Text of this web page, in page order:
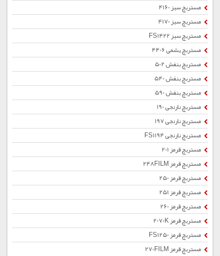
مستربچ سبز 4160
مستربچ سبز 4170
مستربچ سبز FS1422
مستربچ یشمی 4406
مستربچ بنفش 502
مستربچ بنفش 540
مستربچ بنفش 590
مستربچ نارنجی 190
مستربچ نارنجی 197
مستربچ نارنجی FS1194
مستربچ قرمز 201
مستربچ قرمز 248FILM
مستربچ قرمز 250
مستربچ قرمز 251
مستربچ قرمز 260
مستربچ قرمز 2070K
مستربچ قرمز FS1250
مستربچ قرمز 270FILM